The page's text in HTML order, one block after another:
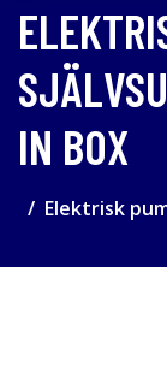
IN BOX
Elektrisk